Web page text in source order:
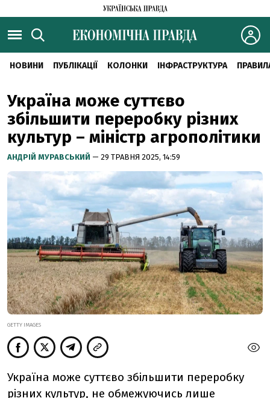
НОВИНИ ПУБЛІКАЦІЇ КОЛОНКИ ІНФРАСТРУКТУРА
Україна може суттєво
збільшити переробку різних
культур – міністр агрополітики
АНДРІЙ МУРАВСЬКИЙ — 29 ТРАВНЯ 2025, 14:59
GETTY IMAGES
Україна може суттєво збільшити переробку
різних культур, не обмежуючись лише